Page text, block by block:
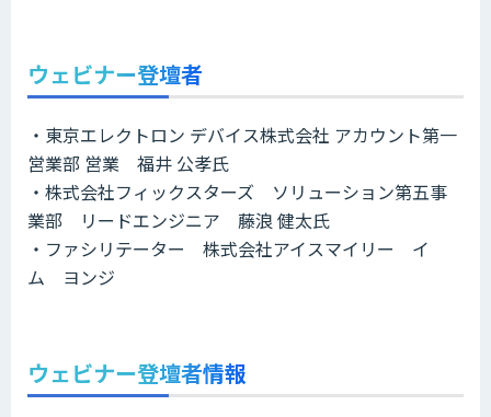
ウェビナー登壇者
・東京エレクトロン デバイス株式会社 アカウント第一
営業部 営業 福井 公孝氏
・株式会社フィックスターズ ソリューション第五事
業部 リードエンジニア 藤浪 健太氏
・ファシリテーター 株式会社アイスマイリー イ
ム ヨンジ
ウェビナー登壇者情報